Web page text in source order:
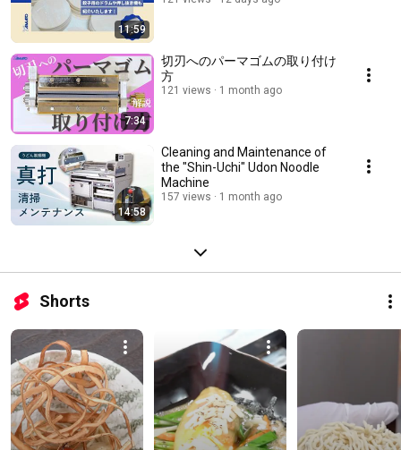
11:59
7:34
切刃へのパーマゴムの取り付け
方
121 views 1 month ago
14:58
Cleaning and Maintenance of
the "Shin-Uchi" Udon Noodle
Machine
157 views 1 month ago
Shorts